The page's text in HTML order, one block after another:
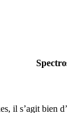
il s’agit